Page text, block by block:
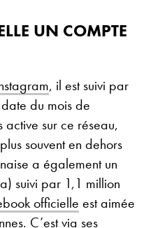
UN COMPTE
, il est suivi par
du mois de
sur ce réseau,
souvent en dehors
a également un
suivi par 1,1 million
officielle est aimée
C’est via ses